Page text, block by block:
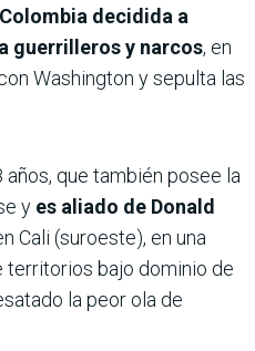
decidida a
guerrilleros y narcos, en
Washington y sepulta las
que también posee la
y es aliado de Donald
Cali (suroeste), en una
territorios bajo dominio de
la peor ola de